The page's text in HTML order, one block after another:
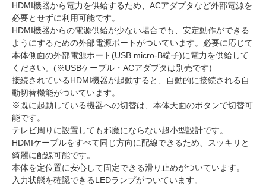
HDMI機器から電力を供給するため、ACアダプタなど外部電源を
必要とせずに利用可能です。
HDMI機器からの電源供給が少ない場合でも、安定動作ができる
ようにするための外部電源ポートがついています。必要に応じて
本体側面の外部電源ポート(USB micro-B端子)に電力を供給して
ください。(※USBケーブル・ACアダプタは別売です)
接続されているHDMI機器が起動すると、自動的に接続される自
動切替機能がついています。
※既に起動している機器への切替は、本体天面のボタンで切替可
能です。
テレビ周りに設置しても邪魔にならない超小型設計です。
HDMIケーブルをすべて同じ方向に配線できるため、スッキリと
綺麗に配線可能です。
本体を定位置に安心して固定できる滑り止めがついています。
入力状態を確認できるLEDランプがついています。